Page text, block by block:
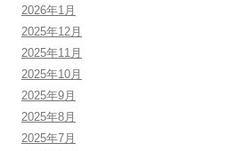
2026年1月
2025年12月
2025年11月
2025年10月
2025年9月
2025年8月
2025年7月